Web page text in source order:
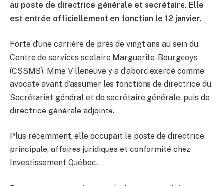
au poste de directrice générale et secrétaire. Elle
est entrée officiellement en fonction le 12 janvier.
Forte d’une carrière de près de vingt ans au sein du
Centre de services scolaire Marguerite-Bourgeoys
(CSSMB), Mme Villeneuve y a d’abord exercé comme
avocate avant d’assumer les fonctions de directrice du
Secrétariat général et de secrétaire générale, puis de
directrice générale adjointe.
Plus récemment, elle occupait le poste de directrice
principale, affaires juridiques et conformité chez
Investissement Québec.